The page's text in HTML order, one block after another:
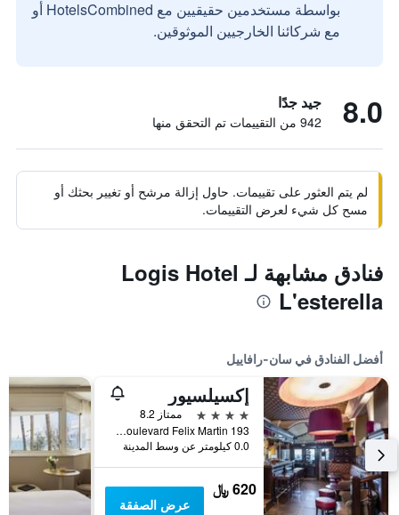
بواسطة مستخدمين حقيقيين مع HotelsCombined أو
مع شركائنا الخارجيين الموثوقين.
8.0 جيد جدًا
942 من التقييمات تم التحقق منها
لم يتم العثور على تقييمات. حاول إزالة مرشح أو تغيير بحثك أو
مسح كل شيء لعرض التقييمات.
فنادق مشابهة لـ Logis Hotel
L'esterella
أفضل الفنادق في سان-رافاييل
إكسيلسيور
4 نجوم
ممتاز 8.2
193 Boulevard Felix Martin, سان-رافاييل, إقليم فار, فرنسا
0.0 كيلومتر عن وسط المدينة
620 ﷼
عرض الصفقة